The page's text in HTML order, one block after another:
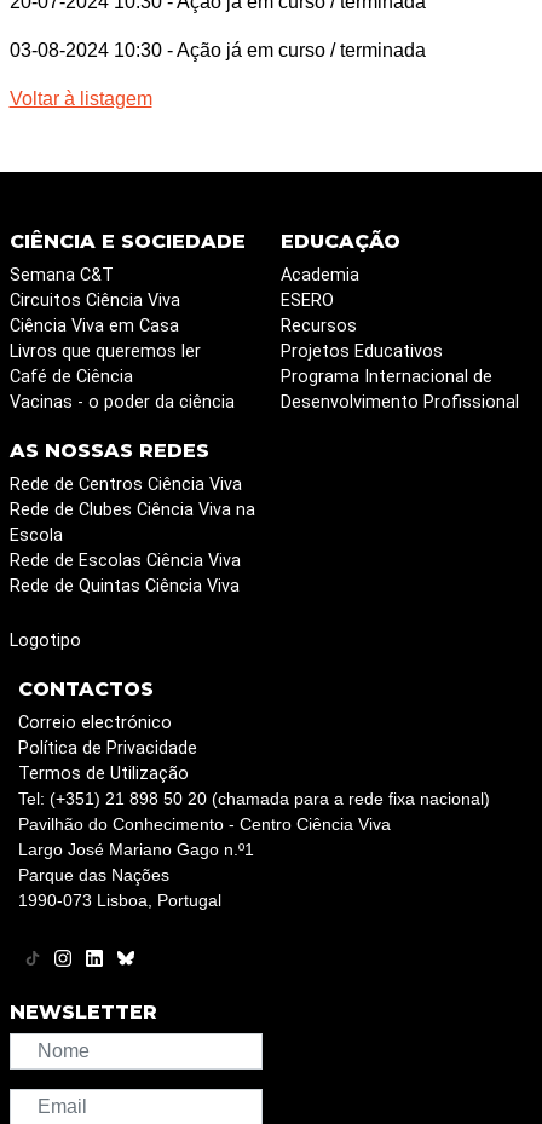
03-08-2024 10:30 - Ação já em curso / terminada
Voltar à listagem
CIÊNCIA E SOCIEDADE
Semana C&T
Circuitos Ciência Viva
Ciência Viva em Casa
Livros que queremos ler
Café de Ciência
Vacinas - o poder da ciência
EDUCAÇÃO
Academia
ESERO
Recursos
Projetos Educativos
Programa Internacional de
Desenvolvimento Profissional
AS NOSSAS REDES
Rede de Centros Ciência Viva
Rede de Clubes Ciência Viva na
Escola
Rede de Escolas Ciência Viva
Rede de Quintas Ciência Viva
Logotipo
CONTACTOS
Correio electrónico
Política de Privacidade
Termos de Utilização
Tel: (+351) 21 898 50 20 (chamada para a rede fixa nacional)
Pavilhão do Conhecimento - Centro Ciência Viva
Largo José Mariano Gago n.º1
Parque das Nações
1990-073 Lisboa, Portugal
NEWSLETTER